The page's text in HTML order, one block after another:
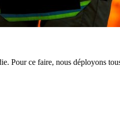
Pour ce faire, nous déployons